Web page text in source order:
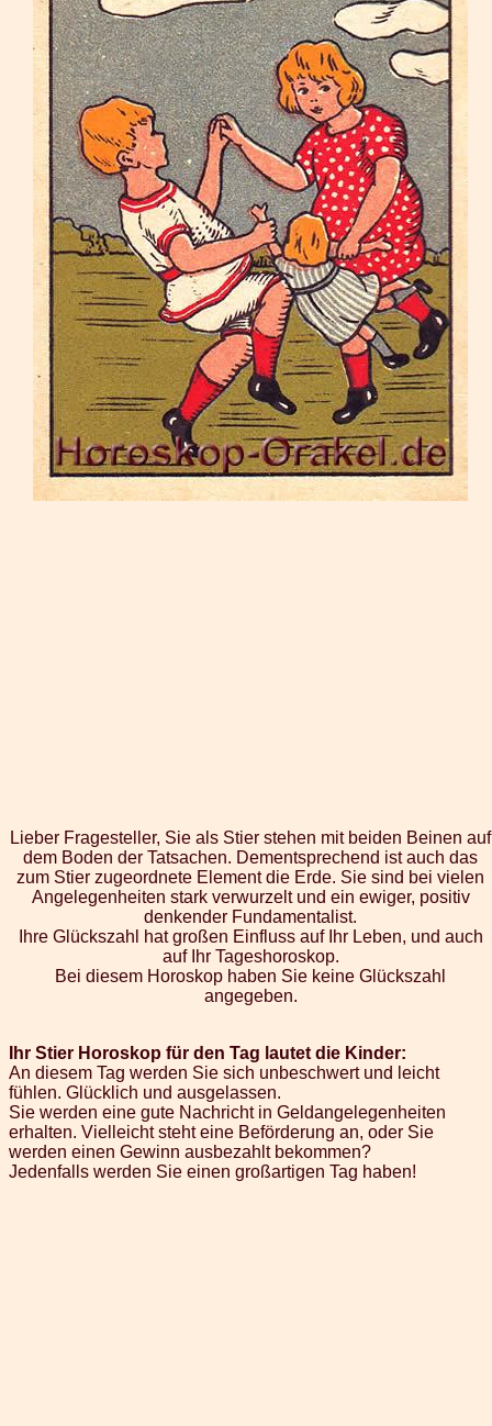
Lieber Fragesteller, Sie als Stier stehen mit beiden Beinen auf
dem Boden der Tatsachen. Dementsprechend ist auch das
zum Stier zugeordnete Element die Erde. Sie sind bei vielen
Angelegenheiten stark verwurzelt und ein ewiger, positiv
denkender Fundamentalist.
Ihre Glückszahl hat großen Einfluss auf Ihr Leben, und auch
auf Ihr Tageshoroskop.
Bei diesem Horoskop haben Sie keine Glückszahl
angegeben.
Ihr Stier Horoskop für den Tag lautet die Kinder:
An diesem Tag werden Sie sich unbeschwert und leicht
fühlen. Glücklich und ausgelassen.
Sie werden eine gute Nachricht in Geldangelegenheiten
erhalten. Vielleicht steht eine Beförderung an, oder Sie
werden einen Gewinn ausbezahlt bekommen?
Jedenfalls werden Sie einen großartigen Tag haben!